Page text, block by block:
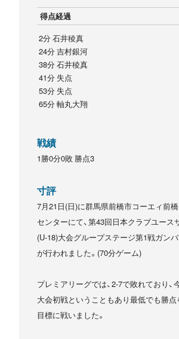
得点経過
2分 石井稜真
24分 吉村銀河
38分 石井稜真
41分 失点
53分 失点
65分 軸丸大翔
戦績
1勝0分0敗 勝点3
寸評
7月21日(日)に群馬県前橋市コーエィ前
センターにて、第43回日本クラブユース
(U-18)大会グループステージ第1戦ガン
が行われました。(70分ゲーム)
プレミアリーグでは、2-7で敗れており、
大会初戦ということもあり最低でも勝
目標に戦いました。